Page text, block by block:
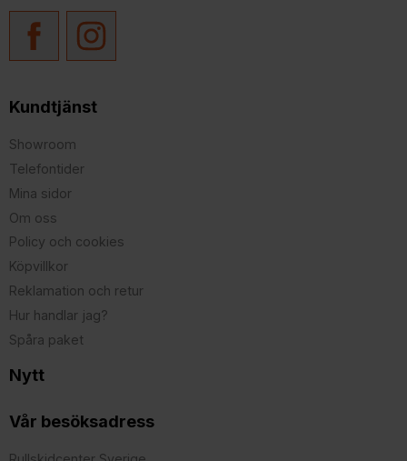
Kundtjänst
Showroom
Telefontider
Mina sidor
Om oss
Policy och cookies
Köpvillkor
Reklamation och retur
Hur handlar jag?
Spåra paket
Nytt
Vår besöksadress